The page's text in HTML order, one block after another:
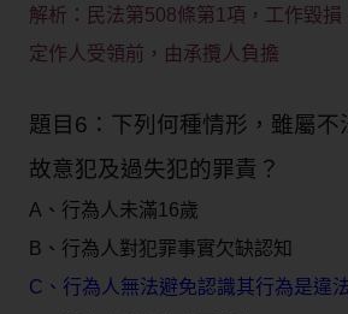
解析： 民法第508條第1項，工作毀
定作人受領前，由承攬人負擔
題目6：下列何種情形，雖屬不
故意犯及過失犯的罪責？
A、行為人未滿16歲
B、行為人對犯罪事實欠缺認知
C、行為人無法避免認識其行為是違